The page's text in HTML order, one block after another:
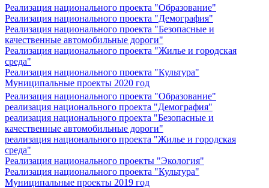
Реализация национального проекта "Образование"
Реализация национального проекта "Демография"
Реализация национального проекта "Безопасные и
качественные автомобильные дороги"
Реализация национального проекта "Жилье и городская
среда"
Реализация национального проекта "Культура"
Муниципальные проекты 2020 год
Реализация национального проекта "Образование"
реализация национального проекта "Демография"
реализация национального проекта "Безопасные и
качественные автомобильные дороги"
реализация национального проекта "Жилье и городская
среда"
Реализация национального проекты "Экология"
Реализация национального проекта "Культура"
Муниципальные проекты 2019 год